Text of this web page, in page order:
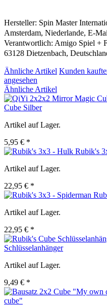
Hersteller: Spin Master
Amsterdam, Niederlande, E-
Verantwortlich: Amigo Spiel +
63128 Dietzenbach,
Ähnliche Artikel Kunden
angesehen
Ähnliche Artikel
Cube Silber
Artikel auf Lager.
5,95 € *
Rubik's
Artikel auf Lager.
22,95 € *
Artikel auf Lager.
22,95 € *
Schlüsselanhänger
Artikel auf Lager.
9,49 € *
cube"